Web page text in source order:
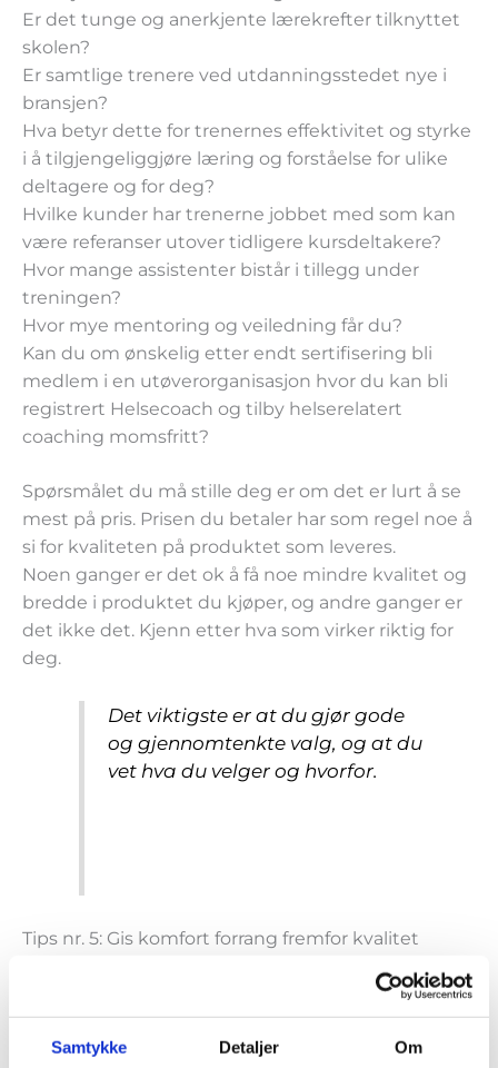
Samtykke Detaljer Om
Er det tunge og anerkjente lærekrefter tilknyttet
skolen?
Er samtlige trenere ved utdanningsstedet nye i
bransjen?
Hva betyr dette for trenernes effektivitet og styrke
i å tilgjengeliggjøre læring og forståelse for ulike
deltagere og for deg?
Hvilke kunder har trenerne jobbet med som kan
være referanser utover tidligere kursdeltakere?
Hvor mange assistenter bistår i tillegg under
treningen?
Hvor mye mentoring og veiledning får du?
Kan du om ønskelig etter endt sertifisering bli
medlem i en utøverorganisasjon hvor du kan bli
registrert Helsecoach og tilby helserelatert
coaching momsfritt?
Spørsmålet du må stille deg er om det er lurt å se
mest på pris. Prisen du betaler har som regel noe å
si for kvaliteten på produktet som leveres.
Noen ganger er det ok å få noe mindre kvalitet og
bredde i produktet du kjøper, og andre ganger er
det ikke det. Kjenn etter hva som virker riktig for
deg.
Det viktigste er at du gjør gode
og gjennomtenkte valg, og at du
vet hva du velger og hvorfor.
Tips nr. 5: Gis komfort forrang fremfor kvalitet
Noen tilbyr kun ren nettbasert undervisning . Vi
har tro på en sunn kombinasjon av fysiske
samlinger, webmøter for spørsmål og svar samt